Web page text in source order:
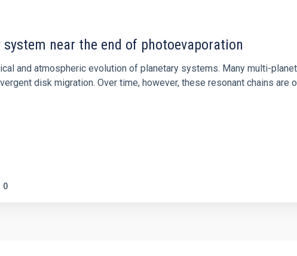
near the end of photoevaporation
and atmospheric evolution of planetary systems. Many multi-
disk migration. Over time, however, these resonant chains
0